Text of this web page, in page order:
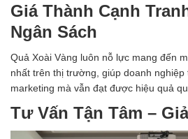
Giá Thành Cạnh
Ngân Sách
Quả Xoài Vàng luôn nỗ lực mang đến
nhất trên thị trường, giúp doanh nghiệp
marketing mà vẫn đạt được hiệu quả
Tư Vấn Tận Tâm –